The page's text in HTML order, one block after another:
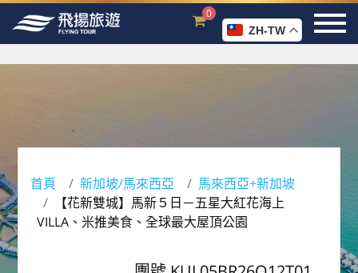
0
ZH-TW
首頁 新加坡/馬來西亞
馬來西亞+新加坡
【花新雙城】馬新５日－五星大紅花海上
VILLA、米推美食、全球最大屋頂公園